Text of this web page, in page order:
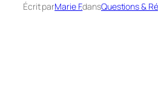
Écrit parMarie F.dansQuestions &